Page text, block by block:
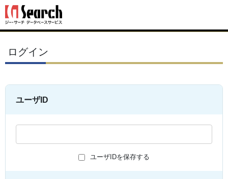
ログイン
ユーザID
ユーザIDを保存する